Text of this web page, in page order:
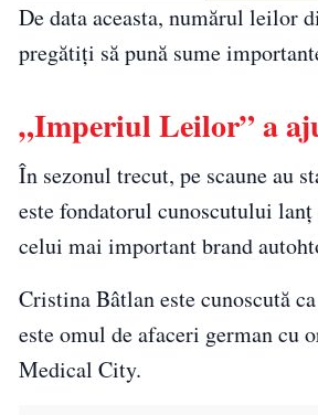
De data aceasta, numărul leilor
pregătiți să pună sume
„Imperiul Leilor” a
În sezonul trecut, pe scaune au
este fondatorul cunoscutului
celui mai important brand
Cristina Bâtlan este cunoscută
este omul de afaceri german cu
Medical City.